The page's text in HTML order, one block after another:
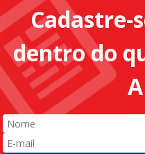
Cadastre-
dentro do